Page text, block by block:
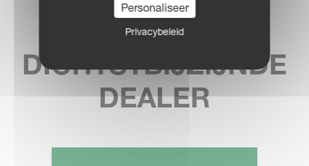
VIND UW
DICHTSTBIJZIJNDE
DEALER
Personaliseer
Privacybeleid